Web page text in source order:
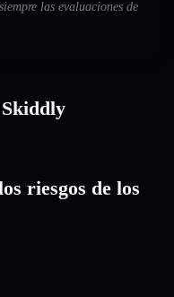
las evaluaciones de
riesgos de los